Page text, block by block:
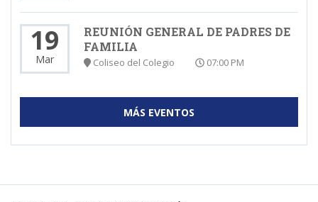
19
Mar
REUNIÓN GENERAL DE PADRES DE
FAMILIA
Coliseo del Colegio 07:00 PM
MÁS EVENTOS